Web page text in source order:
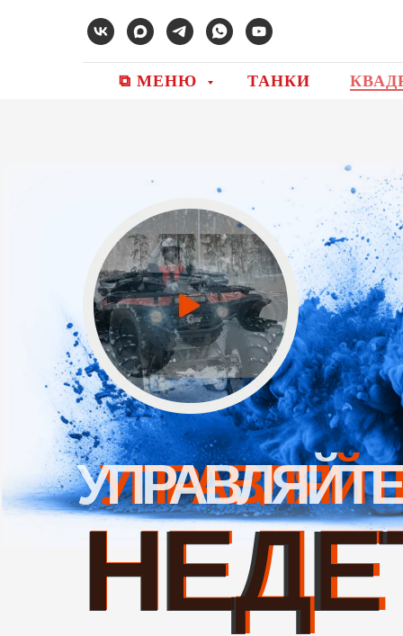
⧉ МЕНЮ ТАНКИ
УПРАВЛЯЙТЕ